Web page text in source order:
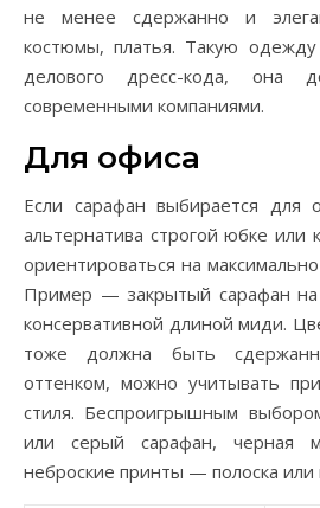
не менее сдержанно и
костюмы, платья. Такую
делового дресс-кода, она
современными компаниями.
Для офиса
Если сарафан выбирается для
альтернатива строгой юбке или
ориентироваться на
Пример — закрытый сарафан на
консервативной длиной миди.
тоже должна быть
оттенком, можно учитывать
стиля. Беспроигрышным
или серый сарафан, черная
неброские принты — полоска или